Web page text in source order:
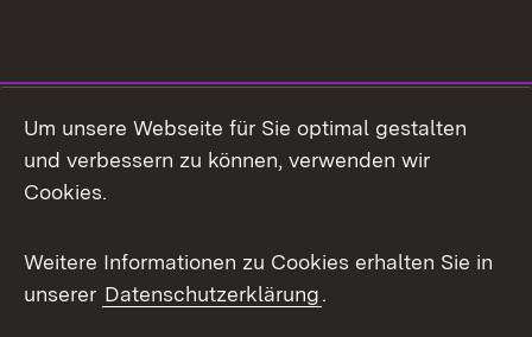
Facebook
X / Twitter
Youtube
Um unsere Webseite für Sie optimal gestalten
und verbessern zu können, verwenden wir
Cookies.
Weitere Informationen zu Cookies erhalten Sie in
unserer Datenschutzerklärung.